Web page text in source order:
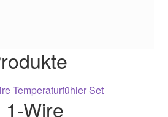
1-Wire